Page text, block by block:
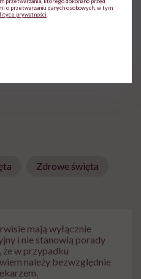
interesuje się tematyką
Zdrowe święta
mają wyłącznie
i nie stanowią porady
że w przypadku
należy bezwzględnie
o przetwarzaniu danych osobowych, w tym
prywatności